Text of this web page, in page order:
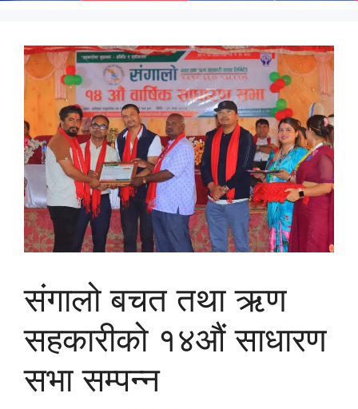
संगालो बचत तथा ऋण
सहकारीको १४औं साधारण
सभा सम्पन्न